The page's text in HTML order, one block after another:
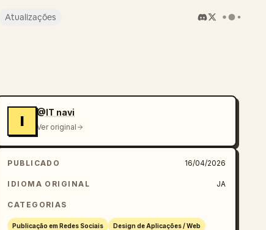
Atualizações
I
@IT navi
Ver original
PUBLICADO 16/04/2026
IDIOMA ORIGINAL JA
CATEGORIAS
Publicação em Redes Sociais Design de Aplicações / Web